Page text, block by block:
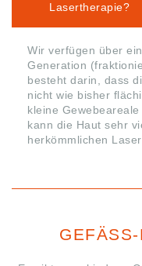
Lasertherapie?
Wir verfügen über
Generation
besteht darin, dass
nicht wie bisher
kleine
kann die Haut sehr
herkömmlichen
GEFÄSS-